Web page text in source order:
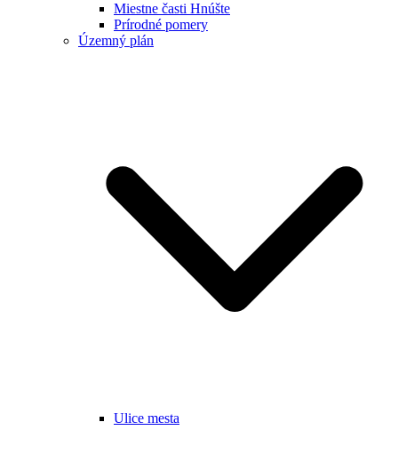
Miestne časti Hnúšte
Prírodné pomery
Územný plán
Ulice mesta